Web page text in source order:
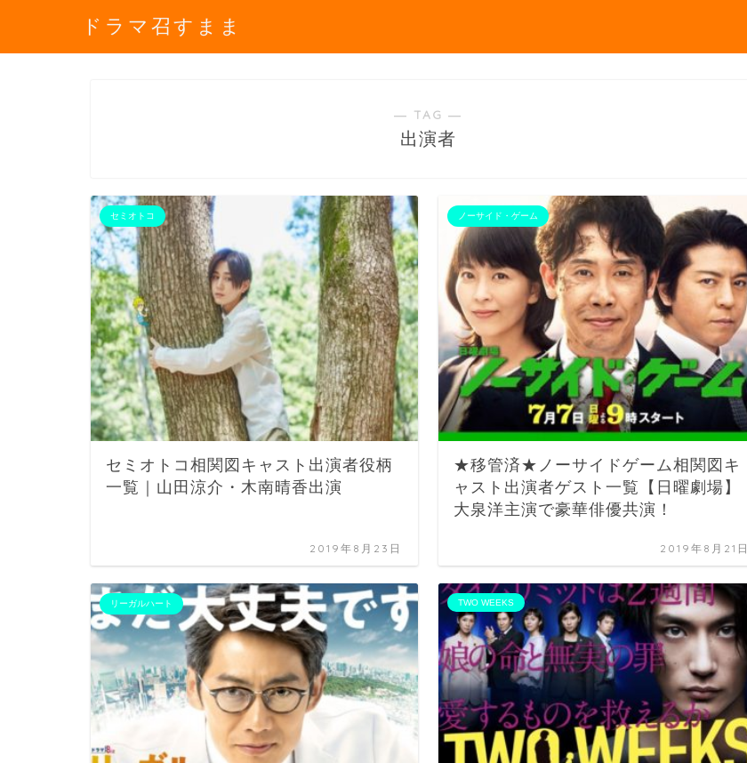
ドラマ召すまま
― TAG ―
出演者
セミオトコ
セミオトコ相関図キャスト出演者役柄
一覧｜山田涼介・木南晴香出演
2019年8月23日
ノーサイド・ゲーム
★移管済★ノーサイドゲーム相関図キ
ャスト出演者ゲスト一覧【日曜劇場】
大泉洋主演で豪華俳優共演！
2019年8月21日
リーガルハート TWO WEEKS